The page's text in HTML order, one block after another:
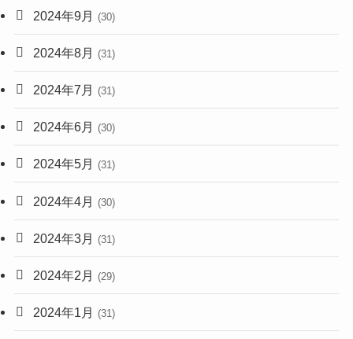
2024年9月 (30)
2024年8月 (31)
2024年7月 (31)
2024年6月 (30)
2024年5月 (31)
2024年4月 (30)
2024年3月 (31)
2024年2月 (29)
2024年1月 (31)